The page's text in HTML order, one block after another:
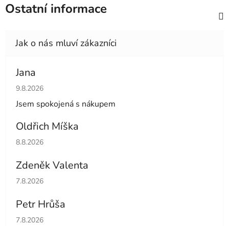
Ostatní informace
Jana
Hodnocení obchodu je 5 z 5 hvězdiček.
9.8.2026
Jsem spokojená s nákupem
Oldřich Míška
Hodnocení obchodu je 5 z 5 hvězdiček.
8.8.2026
Zdeněk Valenta
Hodnocení obchodu je 5 z 5 hvězdiček.
7.8.2026
Petr Hrůša
Hodnocení obchodu je 5 z 5 hvězdiček.
7.8.2026